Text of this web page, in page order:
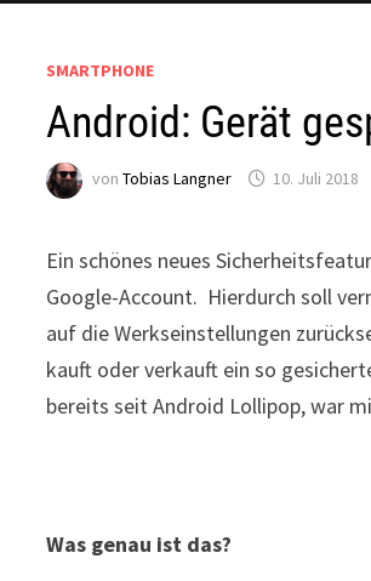
SMARTPHONE
Android: Gerät
vonTobias Langner 10. Juli 2018
Ein schönes neues
Google-Account. Hierdurch soll
auf die Werkseinstellungen
kauft oder verkauft ein so
bereits seit Android Lollipop, war
Was genau ist das?